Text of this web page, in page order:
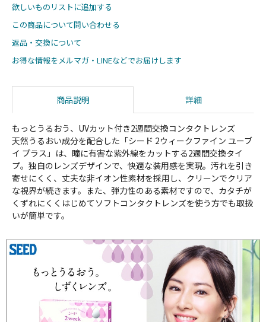
欲しいものリストに追加する
この商品について問い合わせる
返品・交換について
お得な情報をメルマガ・LINEなどでお届けします
商品説明 詳細
もっとうるおう、UVカット付き2週間交換コンタクトレンズ
天然うるおい成分を配合した「シード 2ウィークファイン ユーブ
イ プラス」は、瞳に有害な紫外線をカットする2週間交換タイ
プ。独自のレンズデザインで、快適な装用感を実現。汚れを引き
寄せにくく、丈夫な非イオン性素材を採用し、クリーンでクリア
な視界が続きます。また、弾力性のある素材ですので、カタチが
くずれにくくはじめてソフトコンタクトレンズを使う方でも取扱
いが簡単です。